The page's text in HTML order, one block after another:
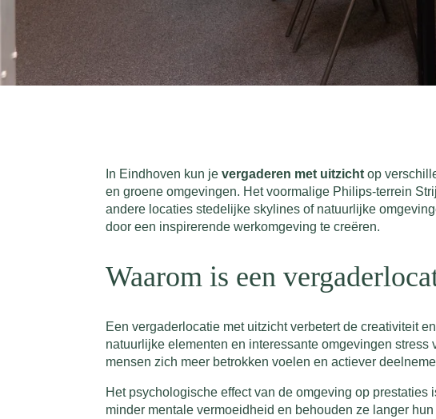
In Eindhoven kun je vergaderen met uitzicht op
en groene omgevingen. Het voormalige Philips-terrein
andere locaties stedelijke skylines of natuurlijke
door een inspirerende werkomgeving te creëren.
Waarom is een
Een vergaderlocatie met uitzicht verbetert de creativiteit
natuurlijke elementen en interessante omgevingen
mensen zich meer betrokken voelen en actiever
Het psychologische effect van de omgeving op
minder mentale vermoeidheid en behouden ze langer